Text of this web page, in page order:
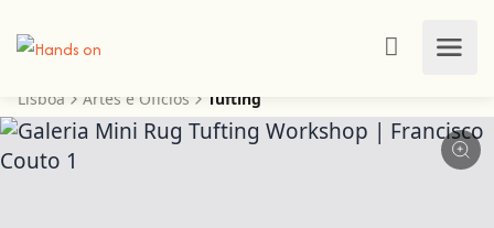
Lisboa Artes e Ofícios Tufting